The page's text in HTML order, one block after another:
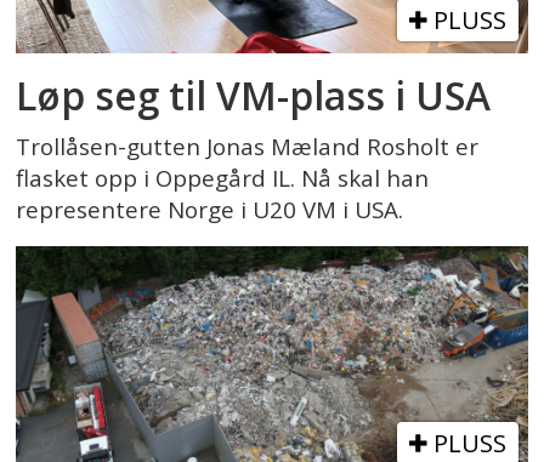
PLUSS
Løp seg til VM-plass i USA
Trollåsen-gutten Jonas Mæland Rosholt er
flasket opp i Oppegård IL. Nå skal han
representere Norge i U20 VM i USA.
PLUSS